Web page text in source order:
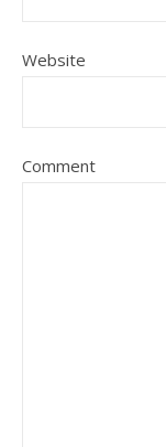
Website
Comment